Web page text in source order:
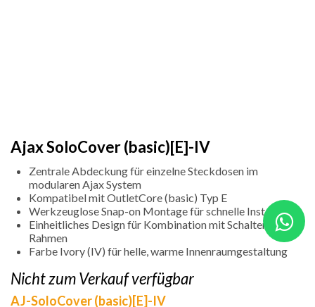
Ajax SoloCover (basic)[E]-IV
Zentrale Abdeckung für einzelne Steckdosen im
modularen Ajax System
Kompatibel mit OutletCore (basic) Typ E
Werkzeuglose Snap-on Montage für schnelle Installation
Einheitliches Design für Kombination mit Schaltern und
Rahmen
Farbe Ivory (IV) für helle, warme Innenraumgestaltung
Nicht zum Verkauf verfügbar
AJ-SoloCover (basic)[E]-IV